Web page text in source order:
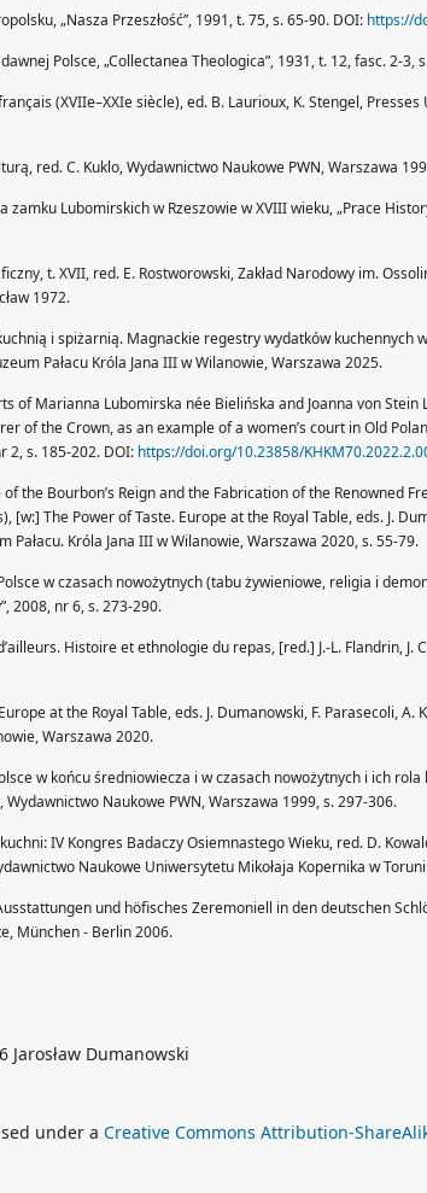
„Nasza Przeszłość”, 1991, t. 75, s. 65-90. DOI: https://
Polsce, „Collectanea Theologica”, 1931, t. 12, fasc. 2-3,
(XVIIe–XXIe siècle), ed. B. Laurioux, K. Stengel,
red. C. Kuklo, Wydawnictwo Naukowe PWN, Warszawa
zamku Lubomirskich w Rzeszowie w XVIII wieku, „Prace
t. XVII, red. E. Rostworowski, Zakład Narodowy im.
1972.
i spiżarnią. Magnackie regestry wydatków kuchennych
Pałacu Króla Jana III w Wilanowie, Warszawa 2025.
of Marianna Lubomirska née Bielińska and Joanna von
of the Crown, as an example of a women’s court in Old
2, s. 185-202. DOI: https://doi.org/10.23858/
of the Bourbon’s Reign and the Fabrication of the Renowned
[w:] The Power of Taste. Europe at the Royal Table, eds. J.
Pałacu. Króla Jana III w Wilanowie, Warszawa 2020, s. 55-79.
w czasach nowożytnych (tabu żywieniowe, religia i
2008, nr 6, s. 273-290.
Histoire et ethnologie du repas, [red.] J.-L. Flandrin, J.
at the Royal Table, eds. J. Dumanowski, F. Parasecoli, A.
Warszawa 2020.
w końcu średniowiecza i w czasach nowożytnych i ich
Wydawnictwo Naukowe PWN, Warszawa 1999, s. 297-306.
IV Kongres Badaczy Osiemnastego Wieku, red. D.
Naukowe Uniwersytetu Mikołaja Kopernika w
und höfisches Zeremoniell in den deutschen
München - Berlin 2006.
Jarosław Dumanowski
under a Creative Commons Attribution-